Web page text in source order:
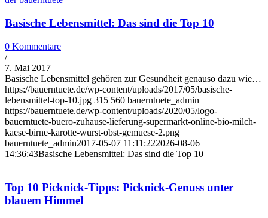
Basische Lebensmittel: Das sind die Top 10
0 Kommentare
/
7. Mai 2017
Basische Lebensmittel gehören zur Gesundheit genauso dazu wie…
https://bauerntuete.de/wp-content/uploads/2017/05/basische-
lebensmittel-top-10.jpg 315 560 bauerntuete_admin
https://bauerntuete.de/wp-content/uploads/2020/05/logo-
bauerntuete-buero-zuhause-lieferung-supermarkt-online-bio-milch-
kaese-birne-karotte-wurst-obst-gemuese-2.png
bauerntuete_admin2017-05-07 11:11:222026-08-06
14:36:43Basische Lebensmittel: Das sind die Top 10
Top 10 Picknick-Tipps: Picknick-Genuss unter
blauem Himmel